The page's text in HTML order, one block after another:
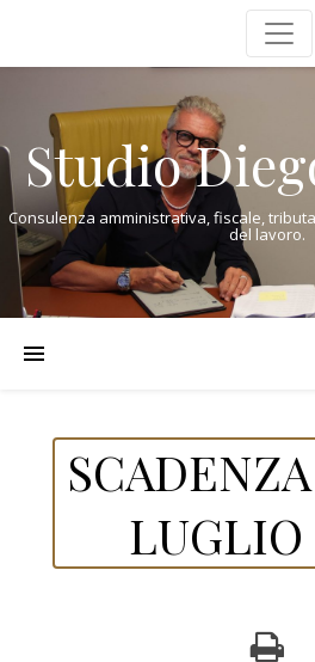
Studio
Consulenza amministrativa, fiscale,
del lavoro.
LUGLIO